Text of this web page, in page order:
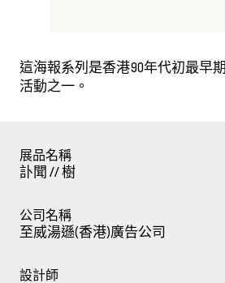
這海報系列是香港90年代初最早
活動之一。
展品名稱
訃聞 // 樹
公司名稱
至威湯遜(香港)廣告公司
設計師